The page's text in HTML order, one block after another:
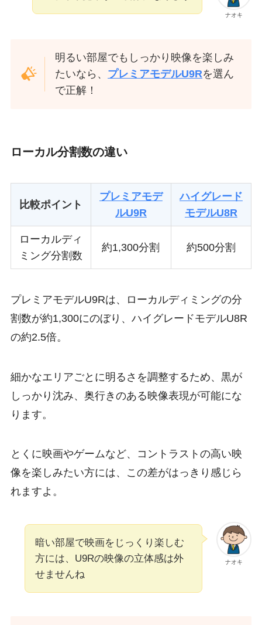
ナオキ
明るい部屋でもしっかり映像を楽しみ
たいなら、 プレミアモデルU9Rを選ん
で正解！
ローカル分割数の違い
比較ポイント
プレミアモデ
ルU9R
ハイグレード
モデルU8R
ローカルディ
ミング分割数
約1,300分割 約500分割
プレミアモデルU9Rは、ローカルディミングの分
割数が約1,300にのぼり、ハイグレードモデルU8R
の約2.5倍。
細かなエリアごとに明るさを調整するため、黒が
しっかり沈み、奥行きのある映像表現が可能にな
ります。
とくに映画やゲームなど、コントラストの高い映
像を楽しみたい方には、この差がはっきり感じら
れますよ。
ナオキ
暗い部屋で映画をじっくり楽しむ
方には、U9Rの映像の立体感は外
せませんね